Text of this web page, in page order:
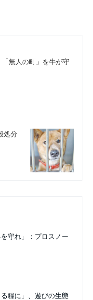
無人の町」を牛が守
処分
を守れ」：プロスノー
る糧に」、遊びの生態